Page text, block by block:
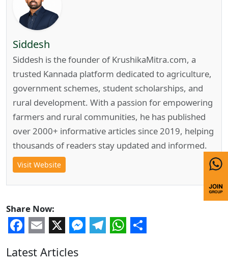
Siddesh
Siddesh is the founder of KrushikaMitra.com, a
trusted Kannada platform dedicated to agriculture,
government schemes, student scholarships, and
rural development. With a passion for empowering
farmers and rural communities, he has published
over 2000+ informative articles since 2019, helping
thousands of readers stay updated and informed.
Visit Website
Share Now:
Facebook
Email
X Messenger
Telegram
WhatsApp
Share
Latest Articles